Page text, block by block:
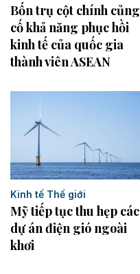
Bốn trụ cột chính củng
cố khả năng phục hồi
kinh tế của quốc gia
thành viên ASEAN
Kinh tế Thế giới
Mỹ tiếp tục thu hẹp các
dự án điện gió ngoài
khơi